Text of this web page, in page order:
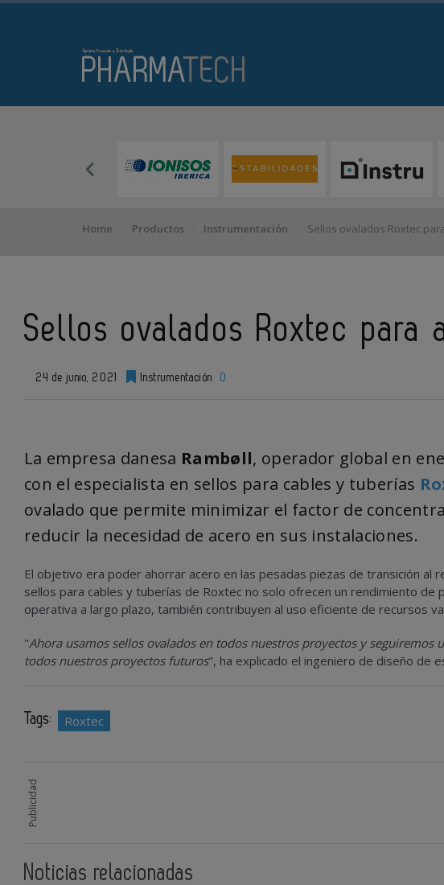
Home Productos Instrumentación Sellos ovalados Roxtec
Sellos ovalados Roxtec para
24 de junio, 2021 Instrumentación 0
La empresa danesa Rambøll, operador global en
con el especialista en sellos para cables y tuberías
ovalado que permite minimizar el factor de
reducir la necesidad de acero en sus instalaciones.
El objetivo era poder ahorrar acero en las pesadas piezas de transición al
sellos para cables y tuberías de Roxtec no solo ofrecen un rendimiento de
operativa a largo plazo, también contribuyen al uso eficiente de recursos
"Ahora usamos sellos ovalados en todos nuestros proyectos y seguiremos
todos nuestros proyectos futuros", ha explicado el ingeniero de diseño de
Tags: Roxtec
Publicidad
Noticias relacionadas